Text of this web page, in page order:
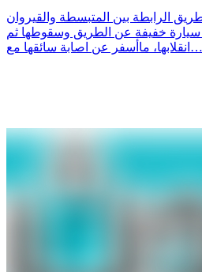
الرابطة بين المتبسطة والقيروان
خفيفة عن الطريق وسقوطها ثم
انقلابها، ماأسفر عن اصابة سائقها مع…